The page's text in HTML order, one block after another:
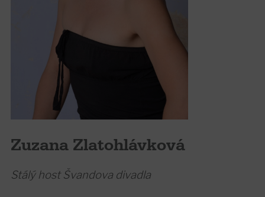
Zuzana Zlatohlávková
Stálý host Švandova divadla